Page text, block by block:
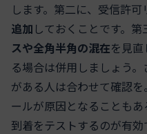
します。第二に、受信許
追加 しておくことです。
スや全角半角の混在を見
る場合は併用しましょう
がある人は合わせて確認
ールが原因となることもあ
到着をテストするのが有